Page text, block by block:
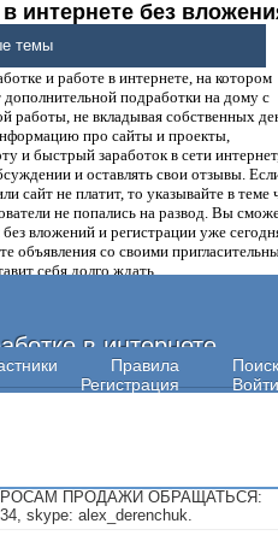
интернете без
денег.
и работе в интернете, на котором
подработки на дому с
не вкладывая собственных
про сайты и проекты,
и быстрый заработок в сети
и оставлять свои отзывы.
сайт не платит, то указывайте в теме
не попались на развод. Вы
без вложений и регистрации уже
объявления со своими
себя долго ждать.
в интернете
Правила
Поиск
Регистрация
Войти
темы
ПРОДАЖИ ОБРАЩАТЬСЯ:
skype: alex_derenchuk.